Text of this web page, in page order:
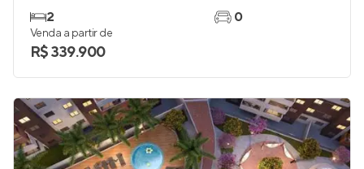
2
0
Venda a partir de
R$ 339.900